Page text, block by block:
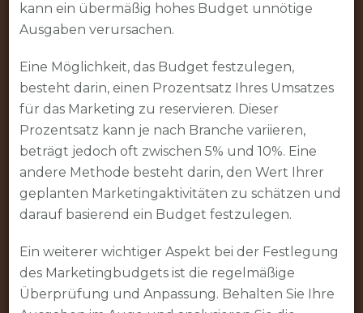
kann ein übermäßig hohes Budget unnötige
Ausgaben verursachen.
Eine Möglichkeit, das Budget festzulegen,
besteht darin, einen Prozentsatz Ihres Umsatzes
für das Marketing zu reservieren. Dieser
Prozentsatz kann je nach Branche variieren,
beträgt jedoch oft zwischen 5% und 10%. Eine
andere Methode besteht darin, den Wert Ihrer
geplanten Marketingaktivitäten zu schätzen und
darauf basierend ein Budget festzulegen.
Ein weiterer wichtiger Aspekt bei der Festlegung
des Marketingbudgets ist die regelmäßige
Überprüfung und Anpassung. Behalten Sie Ihre